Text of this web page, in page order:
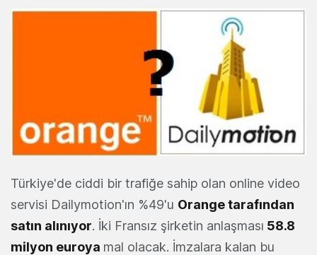
Türkiye'de ciddi bir trafiğe sahip olan online video
servisi Dailymotion'ın %49'u Orange tarafından
satın alınıyor. İki Fransız şirketin anlaşması 58.8
milyon euroya mal olacak. İmzalara kalan bu